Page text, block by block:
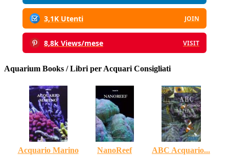
3,1K Utenti JOIN
8,8k Views/mese VISIT
Aquarium Books / Libri per Acquari Consigliati
Acquario Marino NanoReef
ABC Acquario...